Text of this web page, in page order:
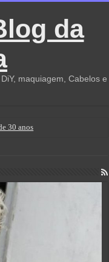
da
maquiagem, Cabelos e
30 anos